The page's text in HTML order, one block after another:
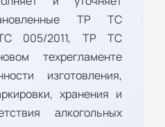
ТР ТС
005/2011, ТР ТС
техрегламенте
изготовления,
хранения и
алкогольных